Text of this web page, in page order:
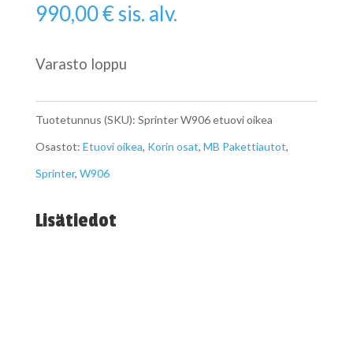
990,00€sis. alv.
Varasto loppu
Tuotetunnus (SKU): Sprinter W906 etuovi oikea
Osastot: Etuovi oikea, Korin osat, MB Pakettiautot,
Sprinter, W906
Lisätiedot